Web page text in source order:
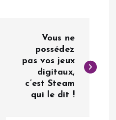
Vous ne
possédez
pas vos jeux
digitaux,
c’est Steam
qui le dit !